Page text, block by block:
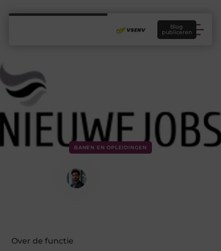
Blog
publiceren
BANEN EN OPLEIDINGEN
Over de functie